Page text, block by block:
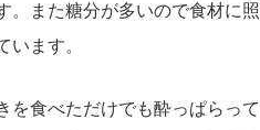
。また糖分が多いので食材に
います。
食べただけでも酔っぱらっ